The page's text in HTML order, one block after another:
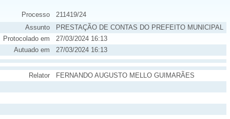
Processo
211419/24
Assunto
PRESTAÇÃO DE CONTAS DO PREFEITO MUNICIPAL
Protocolado em
27/03/2024 16:13
Autuado em
27/03/2024 16:13
Relator FERNANDO AUGUSTO MELLO GUIMARÃES